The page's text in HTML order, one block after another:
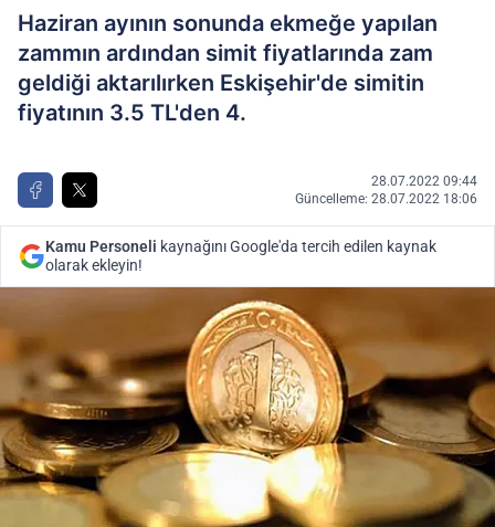
Haziran ayının sonunda ekmeğe yapılan
zammın ardından simit fiyatlarında zam
geldiği aktarılırken Eskişehir'de simitin
fiyatının 3.5 TL'den 4.
28.07.2022 09:44
Güncelleme: 28.07.2022 18:06
Kamu Personeli kaynağını Google'da tercih edilen kaynak
olarak ekleyin!